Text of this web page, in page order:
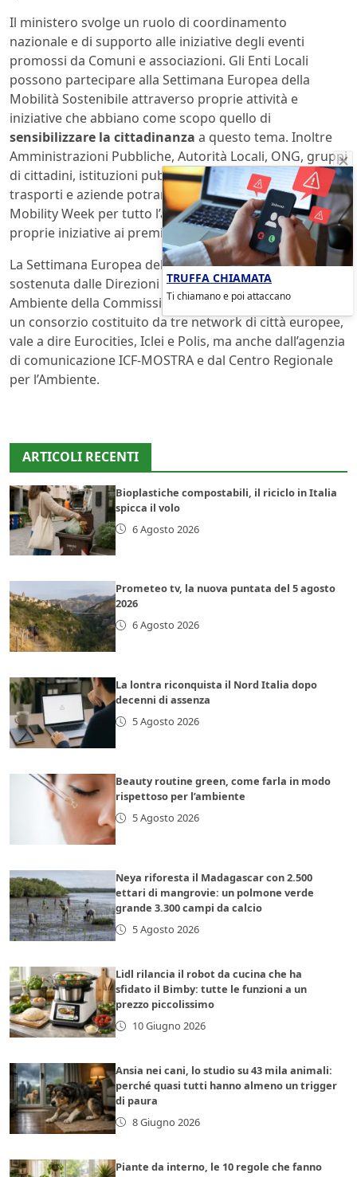
Il ministero svolge un ruolo di coordinamento
nazionale e di supporto alle iniziative degli eventi
promossi da Comuni e associazioni. Gli Enti Locali
possono partecipare alla Settimana Europea della
Mobilità Sostenibile attraverso proprie attività e
iniziative che abbiano come scopo quello di
sensibilizzare la cittadinanza a questo tema. Inoltre
Amministrazioni Pubbliche, Autorità Locali, ONG, gruppi
di cittadini, istituzioni pubbliche e private, operatori dei
trasporti e aziende potranno iscriversi alla Europea
Mobility Week per tutto l’anno concorrendo con le
proprie iniziative ai premi ufficiali in palio.
La Settimana Europea della Mobilità Sostenibile è
sostenuta dalle Direzioni Generali Mobilità e Trasporti e
Ambiente della Commissione Europea ed è gestita da
un consorzio costituito da tre network di città europee,
vale a dire Eurocities, Iclei e Polis, ma anche dall’agenzia
di comunicazione ICF-MOSTRA e dal Centro Regionale
per l’Ambiente.
ARTICOLI RECENTI
Bioplastiche compostabili, il riciclo in Italia
spicca il volo
6 Agosto 2026
Prometeo tv, la nuova puntata del 5 agosto
2026
6 Agosto 2026
La lontra riconquista il Nord Italia dopo
decenni di assenza
5 Agosto 2026
Beauty routine green, come farla in modo
rispettoso per l’ambiente
5 Agosto 2026
Neya riforesta il Madagascar con 2.500
ettari di mangrovie: un polmone verde
grande 3.300 campi da calcio
5 Agosto 2026
Lidl rilancia il robot da cucina che ha
sfidato il Bimby: tutte le funzioni a un
prezzo piccolissimo
10 Giugno 2026
Ansia nei cani, lo studio su 43 mila animali:
perché quasi tutti hanno almeno un trigger
di paura
8 Giugno 2026
Piante da interno, le 10 regole che fanno
TRUFFA CHIAMATA
Ti chiamano e poi attaccano